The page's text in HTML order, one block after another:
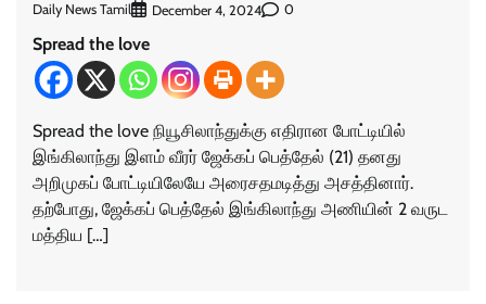
Daily News Tamil December 4, 2024 0
Spread the love
Spread the love நியூசிலாந்துக்கு எதிரான போட்டியில்
இங்கிலாந்து இளம் வீரர் ஜேக்கப் பெத்தேல் (21) தனது
அறிமுகப் போட்டியிலேயே அரைசதமடித்து அசத்தினார்.
தற்போது, ஜேக்கப் பெத்தேல் இங்கிலாந்து அணியின் 2 வருட
மத்திய […]